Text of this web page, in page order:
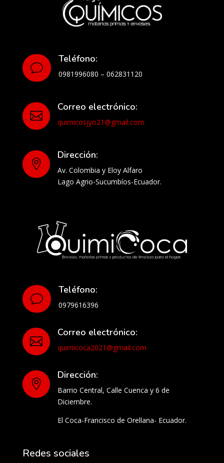
v
Teléfono:
0981996080 – 062831120

Correo electrónico:
quimicosjyo21@gmail.com

Dirección:
Av. Colombia y Eloy Alfaro
Lago Agrio-Sucumbíos-Ecuador.
v
Teléfono:
0979616396

Correo electrónico:
quimicoca2021@gmail.com

Dirección:
Barrio Central, Calle Cuenca y 6 de
Diciembre.
El Coca-Francisco de Orellana- Ecuador.
Redes sociales